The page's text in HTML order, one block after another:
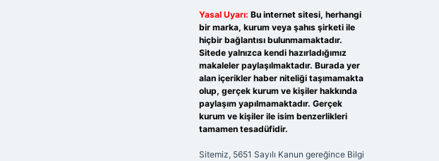
Yasal Uyarı: Bu internet sitesi, herhangi
bir marka, kurum veya şahıs şirketi ile
hiçbir bağlantısı bulunmamaktadır.
Sitede yalnızca kendi hazırladığımız
makaleler paylaşılmaktadır. Burada yer
alan içerikler haber niteliği taşımamakta
olup, gerçek kurum ve kişiler hakkında
paylaşım yapılmamaktadır. Gerçek
kurum ve kişiler ile isim benzerlikleri
tamamen tesadüfidir.
Sitemiz, 5651 Sayılı Kanun gereğince Bilgi